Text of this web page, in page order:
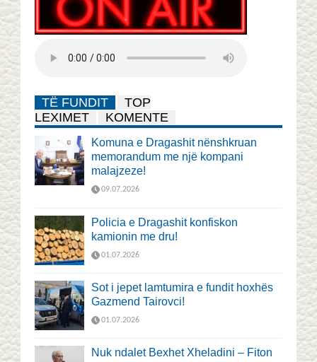
TË FUNDIT
TOP
LEXIMET
KOMENTE
Komuna e Dragashit nënshkruan
memorandum me një kompani
malajzeze!
09.07.2026
Policia e Dragashit konfiskon
kamionin me dru!
01.07.2026
Sot i jepet lamtumira e fundit hoxhës
Gazmend Tairovci!
01.07.2026
Nuk ndalet Bexhet Xheladini – Fiton